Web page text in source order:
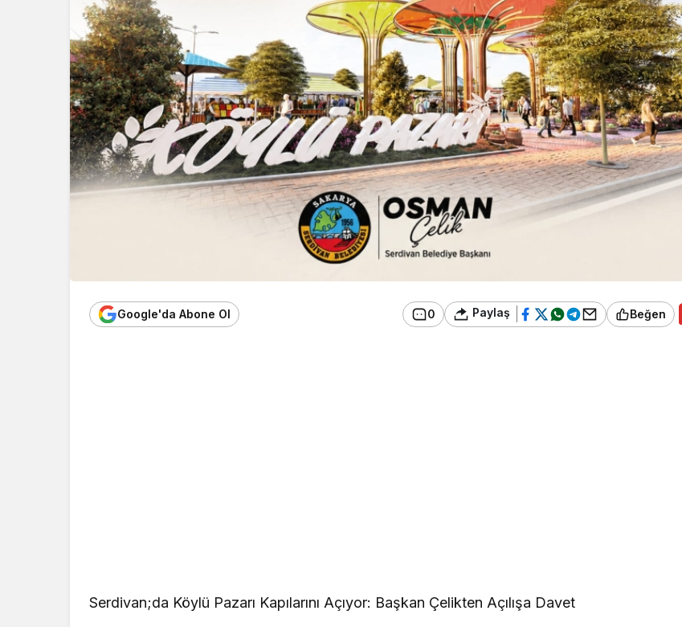
Google'da Abone Ol 0 Paylaş Beğen
Serdivan;da Köylü Pazarı Kapılarını Açıyor: Başkan Çelikten Açılışa Davet